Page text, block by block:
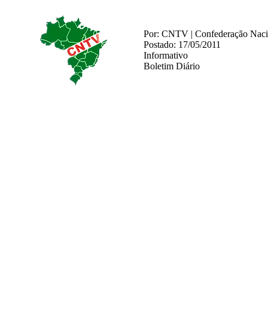
Por: CNTV | Confederação
Postado: 17/05/2011
Informativo
Boletim Diário